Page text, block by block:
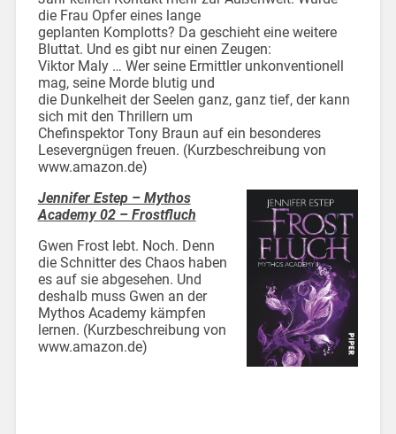
die Frau Opfer eines lange
geplanten Komplotts? Da geschieht eine weitere
Bluttat. Und es gibt nur einen Zeugen:
Viktor Maly … Wer seine Ermittler unkonventionell
mag, seine Morde blutig und
die Dunkelheit der Seelen ganz, ganz tief, der kann
sich mit den Thrillern um
Chefinspektor Tony Braun auf ein besonderes
Lesevergnügen freuen. (Kurzbeschreibung von
www.amazon.de)
Jennifer Estep – Mythos
Academy 02 – Frostfluch
Gwen Frost lebt. Noch. Denn
die Schnitter des Chaos haben
es auf sie abgesehen. Und
deshalb muss Gwen an der
Mythos Academy kämpfen
lernen. (Kurzbeschreibung von
www.amazon.de)